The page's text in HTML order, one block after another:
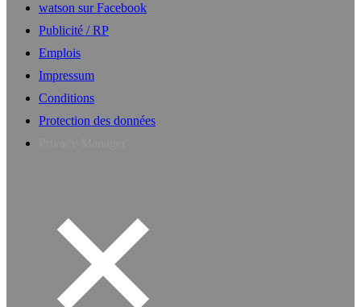
watson sur Facebook
Publicité / RP
Emplois
Impressum
Conditions
Protection des données